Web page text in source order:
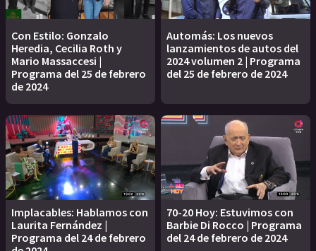
Con Estilo: Gonzalo
Heredia, Cecilia Roth y
Mario Massaccesi |
Programa del 25 de febrero
de 2024
Automás: Los nuevos
lanzamientos de autos del
2024 volumen 2 | Programa
del 25 de febrero de 2024
Implacables: Hablamos con
Laurita Fernández |
Programa del 24 de febrero
70-20 Hoy: Estuvimos con
Barbie Di Rocco | Programa
del 24 de febrero de 2024